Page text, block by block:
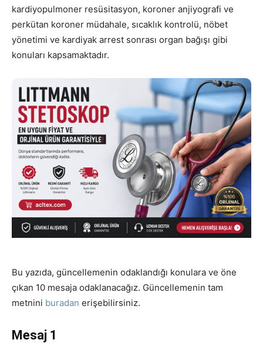
kardiyopulmoner resüsitasyon, koroner anjiyografi ve
perkütan koroner müdahale, sıcaklık kontrolü, nöbet
yönetimi ve kardiyak arrest sonrası organ bağışı gibi
konuları kapsamaktadır.
Bu yazıda, güncellemenin odaklandığı konulara ve öne
çıkan 10 mesaja odaklanacağız. Güncellemenin tam
metnini buradan erişebilirsiniz.
Mesaj 1